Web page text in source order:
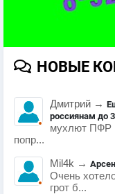
НОВЫЕ
Дмитрий →
россиянам до
мухлют ПФР
попр...
Mil4k →
Очень
грот б...